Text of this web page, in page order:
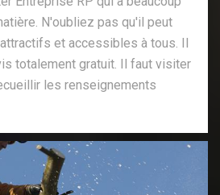
N'oubliez pas qu'il peut
et accessibles à tous. Il
totalement gratuit. Il faut visiter
les renseignements